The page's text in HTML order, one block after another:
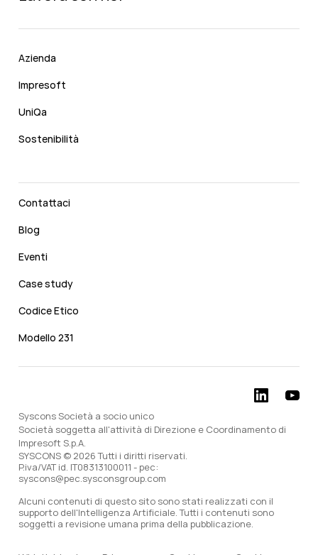
Azienda
Impresoft
UniQa
Sostenibilità
Contattaci
Blog
Eventi
Case study
Codice Etico
Modello 231
Syscons Società a socio unico
Società soggetta all'attività di Direzione e Coordinamento di
Impresoft S.p.A.
SYSCONS © 2026 Tutti i diritti riservati.
P.iva/VAT id. IT08313100011 - pec:
syscons@pec.sysconsgroup.com
Alcuni contenuti di questo sito sono stati realizzati con il
supporto dell'Intelligenza Artificiale. Tutti i contenuti sono
soggetti a revisione umana prima della pubblicazione.